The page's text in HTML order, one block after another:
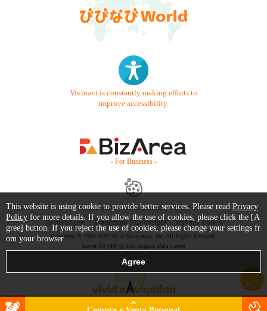
Vivinavi is constantly making efforts to
improve accessibility.
- For Business -
Contact Us Starter Guide
FAQ
Terms of Use
Trademark / Copyright Privacy Policy
Copyright © 1999-2026 Vivid Navigation, Inc. All Rights Reserved.
Server US (44) @ Los Angeles Data Center
This website is using cookie to provide better services. Please read Privacy
Policy for more details. If you allow the use of cookies, please click the [A
gree] button. If you reject the use of cookies, please change your settings fr
om your browser.